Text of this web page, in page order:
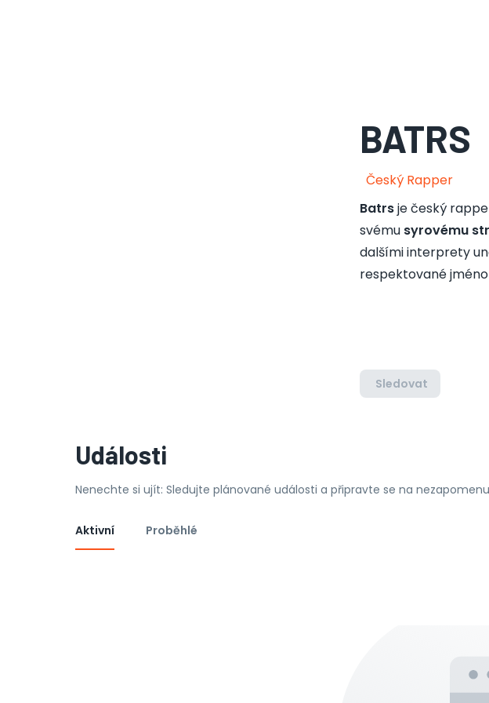
BATRS
Český Rapper
Batrsje český
svému syrovému
dalšími interprety
respektované
Sledovat
Události
Nenechte si ujít: Sledujte plánované události a připravte se na
Aktivní Proběhlé